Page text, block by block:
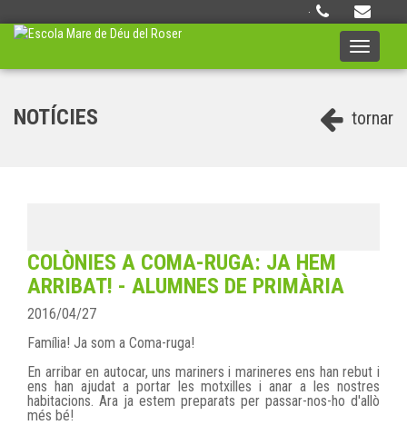
·
Toggle
tornar
NOTÍCIES
COLÒNIES A COMA-RUGA: JA HEM
ARRIBAT! - ALUMNES DE PRIMÀRIA
2016/04/27
Família! Ja som a Coma-ruga!
En arribar en autocar, uns mariners i marineres ens han rebut i
ens han ajudat a portar les motxilles i anar a les nostres
habitacions. Ara ja estem preparats per passar-nos-ho d'allò
més bé!